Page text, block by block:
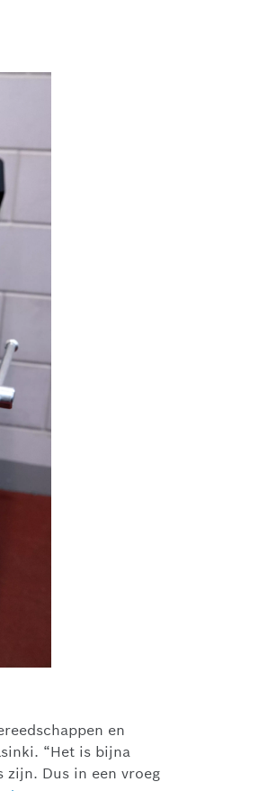
en
“Het is bijna
zijn. Dus in een vroeg